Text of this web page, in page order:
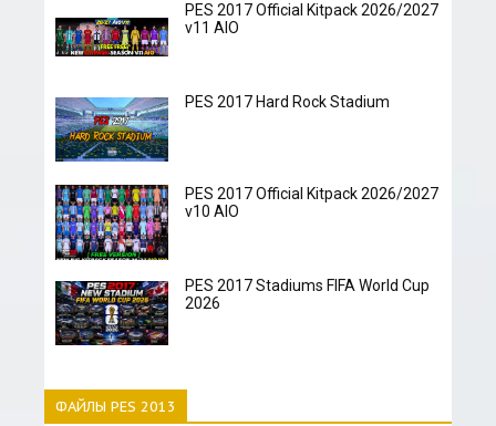
PES 2017 Official Kitpack 2026/2027
v11 AIO
PES 2017 Hard Rock Stadium
PES 2017 Official Kitpack 2026/2027
v10 AIO
PES 2017 Stadiums FIFA World Cup
2026
ФАЙЛЫ PES 2013